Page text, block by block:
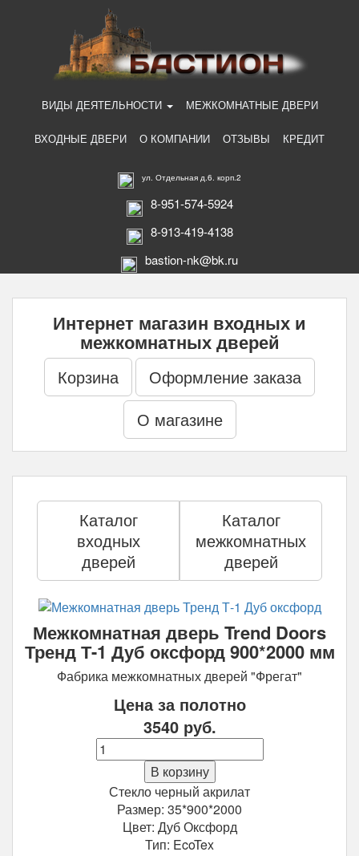
ВИДЫ ДЕЯТЕЛЬНОСТИ МЕЖКОМНАТНЫЕ ДВЕРИ
ВХОДНЫЕ ДВЕРИ О КОМПАНИИ ОТЗЫВЫ КРЕДИТ
ул. Отдельная д.6. корп.2
8-951-574-5924
8-913-419-4138
bastion-nk@bk.ru
Интернет магазин входных и
межкомнатных дверей
Корзина
Оформление заказа
О магазине
Каталог
входных
дверей
Каталог
межкомнатных
дверей
Межкомнатная дверь Trend Doors
Тренд Т-1 Дуб оксфорд 900*2000 мм
Фабрика межкомнатных дверей "Фрегат"
Цена за полотно
3540 руб.
Количество
Межкомнатная
Trend
Doors
Тренд
В корзину
Стекло черный акрилат
Размер: 35*900*2000
Цвет: Дуб Оксфорд
Тип: EcoTex